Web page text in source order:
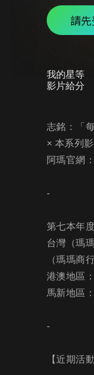
請
我的星等
影片給分
志銘：「
× 本系列
阿瑪官網
-
第七本年
台灣（瑪
（瑪瑪商
港澳地區
馬新地區
-
【近期活動